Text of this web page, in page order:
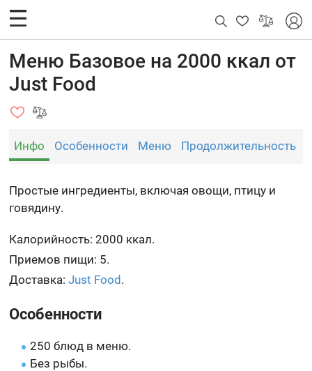
Меню Базовое на 2000 ккал от
Just Food
Инфо Особенности Меню Продолжительность
Простые ингредиенты, включая овощи, птицу и
говядину.
Калорийность: 2000 ккал.
Приемов пищи: 5.
Доставка:Just Food .
Особенности
250 блюд в меню.
Без рыбы.